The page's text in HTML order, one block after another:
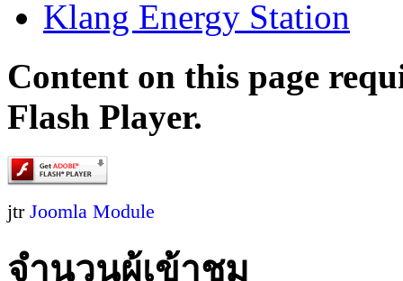
Klang Energy Station
Content on this page
Flash Player.
jtr Joomla Module
จำนวนผู้เข้าชม